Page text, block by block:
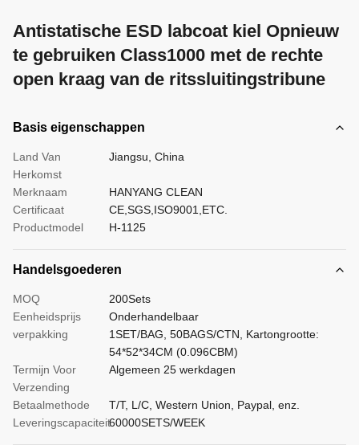
Antistatische ESD labcoat kiel Opnieuw
te gebruiken Class1000 met de rechte
open kraag van de ritssluitingstribune
Basis eigenschappen
Land Van
Herkomst
Jiangsu, China
Merknaam
HANYANG CLEAN
Certificaat
CE,SGS,ISO9001,ETC.
Productmodel
H-1125
Handelsgoederen
MOQ
200Sets
Eenheidsprijs
Onderhandelbaar
verpakking
1SET/BAG, 50BAGS/CTN, Kartongrootte:
54*52*34CM (0.096CBM)
Termijn Voor
Verzending
Algemeen 25 werkdagen
Betaalmethode
T/T, L/C, Western Union, Paypal, enz.
Leveringscapaciteit60000SETS/WEEK